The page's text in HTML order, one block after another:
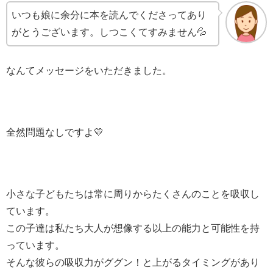
いつも娘に余分に本を読んでくださってあり
がとうございます。しつこくてすみません💦
なんてメッセージをいただきました。
全然問題なしですよ💛
小さな子どもたちは常に周りからたくさんのことを吸収し
ています。
この子達は私たち大人が想像する以上の能力と可能性を持
っています。
そんな彼らの吸収力がググン！と上がるタイミングがあり